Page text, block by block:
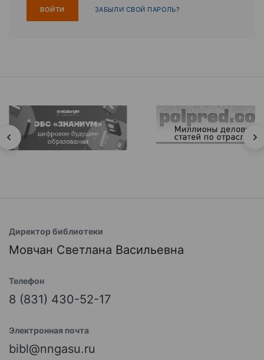
ЗАБЫЛИ СВОЙ ПАРОЛЬ?
Директор библиотеки
Мовчан Светлана Васильевна
Телефон
8 (831) 430-52-17
Электронная почта
bibl@nngasu.ru